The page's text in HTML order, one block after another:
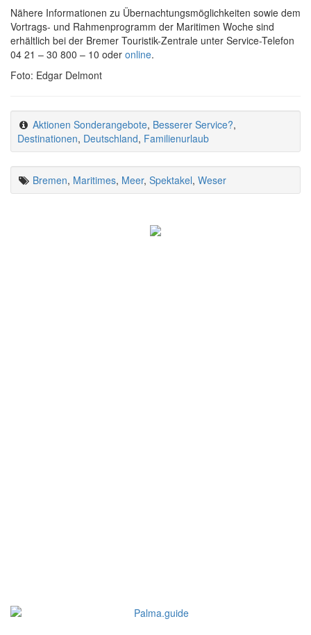
Nähere Informationen zu Übernachtungsmöglichkeiten sowie dem
Vortrags- und Rahmenprogramm der Maritimen Woche sind
erhältlich bei der Bremer Touristik-Zentrale unter Service-Telefon
04 21 – 30 800 – 10 oder online.
Foto: Edgar Delmont
Aktionen Sonderangebote, Besserer Service?,
Destinationen, Deutschland, Familienurlaub
Bremen, Maritimes, Meer, Spektakel, Weser